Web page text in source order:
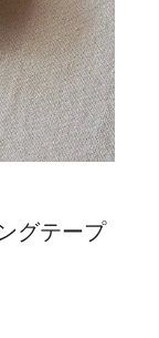
グテープ